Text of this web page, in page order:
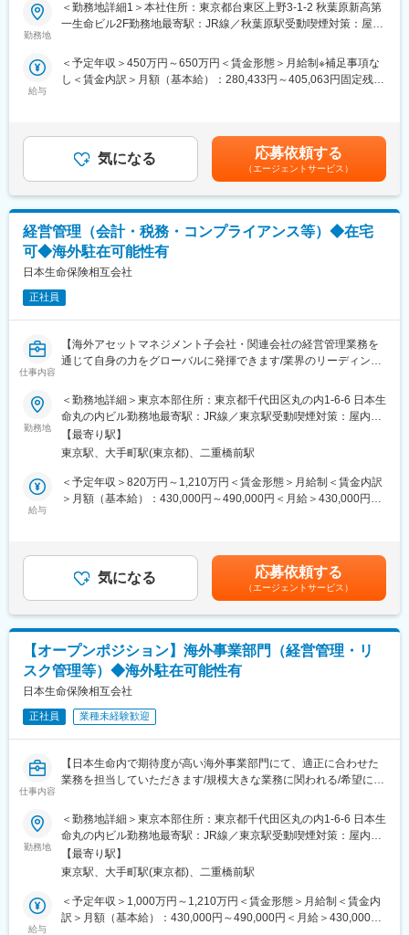
ルに展開する企業16,000社以上にご契約頂いているサービス。年
間10万件以上発生する海外での事故や病気における緊急対応や日
会員様の支援を行います。その他にも日本人医師による各種健康
相談、医療情報を発信しています。
海外勤務のチャンスがあります（海外赴任実績100％）
・社会貢献性の高い商材：海外赴任者やその家族の安心を支える
医療支援サービスを扱うため、人の役に立つ実感を得られます。
また、海外で高い認知度を誇る独自性の高い商材です。
・大手企業への提案機会：上司と共にチームを組んで営業活動を
行う機会が多く、早い段階で大手企業との商談に携わるチャンス
があります。
・風通しの良い組織：20代～50代まで幅広い世代が活躍してお
り、社員のコミュニケーションも活発です。
■業務概要：当社は、海外赴任者やそのご家族を対象に、病院紹介
命に関わる重大なケースなどでは命を救うことができる当社のサ
ービスを、営業としてより多くの方々に届けてみませんか？
海外赴任者向け医療支援サービス「メディックサービス」を中心
に3つの商材の提案を行います。
・メディックサービスの提案・契約更新・導入後フォロー
・海外現地で受診する健康診断サービスの提案
・海外旅行保険の提案・契約更新
見積書・提案書の作成から商談までを営業が担当し、契約後の手
続きや契約管理は営業事務がサポートします。
※既存対応が約8割。新規開拓は問い合わせが中心で飛び込み営業
はありません。
■メディックサービスとは？：大手企業から中小企業までグローバ
ルに展開する企業16,000社以上にご契約頂いているサービス。年
常生活における病院受診のサポートを、24時間365日年中無休で
会員様の支援を行います。その他にも日本人医師による各種健康
相談、医療情報を発信しています。
■魅力
・海外駐在のチャンス：年齢に関係なく、頑張り次第で1～3年で
海外勤務のチャンスがあります（海外赴任実績100％）
・大手企業への提案機会：上司と共にチームを組んで営業活動を
行う機会が多く、早い段階で大手企業との商談に携わるチャンス
研修、海外研修など、業界未経験でも安心してスタートできる環
境です。
・風通しの良い組織：20代～50代まで幅広い世代が活躍してお
り、社員のコミュニケーションも活発です。
変更の範囲：会社の定める業務
勤務地
＜勤務地詳細1＞本社住所：東京都台東区上野3-1-2 秋葉原新高第
一生命ビル2F勤務地最寄駅：JR線／秋葉原駅受動喫煙対策：屋内
ム、インド、マレーシア、インドネシア） 受動喫煙対策：屋内全
面禁煙変更の範囲：会社の定める事業所
給与
＜予定年収＞450万円～650万円＜賃金形態＞月給制※補足事項な
し＜賃金内訳＞月額（基本給）：280,433円～405,063円固定残業
給与補足＞■賞与：年1回（0.7～3.0ヶ月）※想定年収は賞与1.0か
月分にて算出■昇給：年1回■海外勤務者の給与について：購買力
補償方式を適用し、海外の物価を鑑み、日本と同じ給与で同水準
の生活ができるよう、外部企業が発行している指数をかけて給与
を算出しています。※詳しくは選考時に案内賃金はあくまでも目安
の金額であり、選考を通じて上下する可能性があります。月給(月
額)は固定手当を含めた表記です。
気になる 応募依頼する
（エージェントサービス）
経営管理（会計・税務・コンプライアンス等）◆在宅
可◆海外駐在可能性有
日本生命保険相互会社
正社員
仕事内容
【海外アセットマネジメント子会社・関連会社の経営管理業務を
通じて自身の力をグローバルに発揮できます/業界のリーディング
■職務概要
海外子会社・関連会社の経営管理業務 (うち、担当はアセットマネ
ジメント事業を営む海外子会社・関連会社)
■職務詳細
＜企画機能＞
・各社の収支・財務情報や運用パフォーマンスの分析・モニタリ
・本社からのノウハウ移転に向けた支援(コンプライアンスやリス
ク管理領域含む)
ビジネスフォーラムの企画・運営を担う海外保険事業チーム（19
名）・オセアニア事業チーム（11名）・米州再保険事業チーム
（10名）と、海外アセットマネジメント子会社・関連会社の経営
管理を担う海外アセットマネジメント事業チーム（13名）に分か
れています。今回は、海外アセットマネジメント事業チームにて
海外アセットマネジメント子会社・関連会社の経営管理等を統括
する課長のもと、課長を補佐しチームを牽引するポジションを募
集しております。
■キャリアパス
理・支援業務に従事した後、本人希望や適性、機能発揮状況等を
踏まえ、海外駐在も含めた海外事業部門等でのキャリアパスが想
定されます。
・想定される異動先とは、国内から海外グループ会社の経営管理
どの地域統括会社、等があります。
勤務地
＜勤務地詳細＞東京本部住所：東京都千代田区丸の内1-6-6 日本生
命丸の内ビル勤務地最寄駅：JR線／東京駅受動喫煙対策：屋内全
面禁煙変更の範囲：会社の定める事業所
【最寄り駅】
東京駅、大手町駅(東京都)、二重橋前駅
給与
＜予定年収＞820万円～1,210万円＜賃金形態＞月給制＜賃金内訳
＞月額（基本給）：430,000円～490,000円＜月給＞430,000円～
気になる 応募依頼する
（エージェントサービス）
【オープンポジション】海外事業部門（経営管理・リ
スク管理等）◆海外駐在可能性有
日本生命保険相互会社
正社員 業種未経験歓迎
仕事内容
【日本生命内で期待度が高い海外事業部門にて、適正に合わせた
業務を担当していただきます/規模大きな業務に関われる/希望に応
■職務概要
当社海外事業の発展に資する戦略、経営計画等の策定およびその
遂行、子会社等の経営管理・リスク管理・支援、海外事業遂行に
伴い発生する総務・経理関係業務等を担当していただきます。
■職務詳細
・海外事業の発展に資する経営戦略・計画の策定、およびその遂
勤務地
＜勤務地詳細＞東京本部住所：東京都千代田区丸の内1-6-6 日本生
命丸の内ビル勤務地最寄駅：JR線／東京駅受動喫煙対策：屋内全
面禁煙変更の範囲：会社の定める事業所
【最寄り駅】
東京駅、大手町駅(東京都)、二重橋前駅
給与
＜予定年収＞1,000万円～1,210万円＜賃金形態＞月給制＜賃金内
訳＞月額（基本給）：430,000円～490,000円＜月給＞430,000円